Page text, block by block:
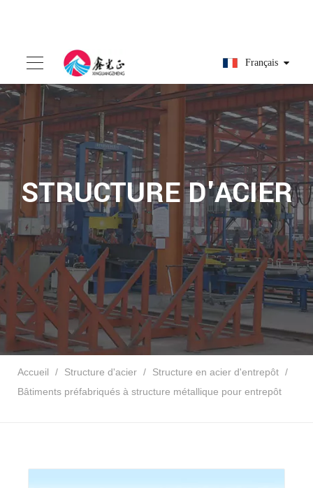
Français
STRUCTURE D'ACIER
Accueil / Structure d'acier / Structure en acier d'entrepôt /
Bâtiments préfabriqués à structure métallique pour entrepôt